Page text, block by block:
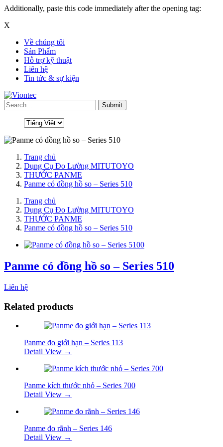
Additionally, paste this code immediately after the opening tag:
X
Về chúng tôi
Sản Phẩm
Hỗ trợ kỹ thuật
Liên hệ
Tin tức & sự kiện
Trang chủ
Dụng Cụ Đo Lường MITUTOYO
THƯỚC PANME
Panme có đồng hồ so – Series 510
Trang chủ
Dụng Cụ Đo Lường MITUTOYO
THƯỚC PANME
Panme có đồng hồ so – Series 510
Panme có đồng hồ so – Series 510
Liên hệ
Related products
Panme đo giới hạn – Series 113
Detail View →
Panme kích thước nhỏ – Series 700
Detail View →
Panme đo rãnh – Series 146
Detail View →